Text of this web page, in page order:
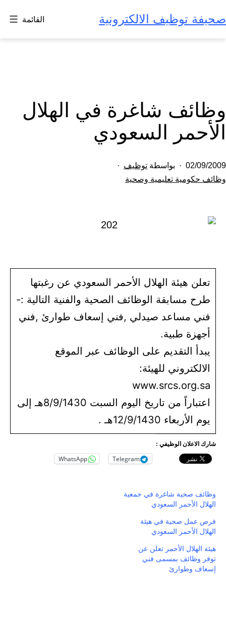
إلى
المحتوى
صحيفة توظيف الالكترونية القائمة
وظائف شاغرة في الهلال
الأحمر السعودي
تم
النشر
02/09/2009 بواسطة توظيف
مصنف
وظائف حكومية تعليمية وصحية
تعلن هيئة الهلال الأحمر السعودي عن رغبتها
طرح مسابقة الوظائف الصحية والفنية التالية :-
فني مساعد صيدلي ,فني إسعاف طوارئ ,فني
أجهزة طبية.
يبدأ التقديم على الوظائف عبر الموقع
الالكتروني للهيئة:
www.srcs.org.sa
اعتباراً من تاريخ اليوم السبت 8/9/1430هـ إلى
يوم الأربعاء 12/9/1430هـ .
شارك الاعلان الوظيفي :
Telegram
WhatsApp
وظائف صحية شاغرة في جمعية
الهلال الأحمر السعودي
فرص عمل صحية في هيئة
الهلال الأحمر السعودي
هيئة الهلال الأحمر تعلن عن
توفر وظائف بمسمى فني
إسعاف وطوارئ